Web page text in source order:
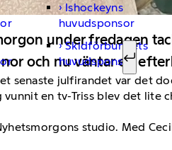
Ishockeyns
huvudsponsor
Skidförbundets
huvudsponsor
Sök
Sök
under fredagen
och nu väntar en
senaste julfirandet var det
en tv-Triss blev det lite
studio. Med